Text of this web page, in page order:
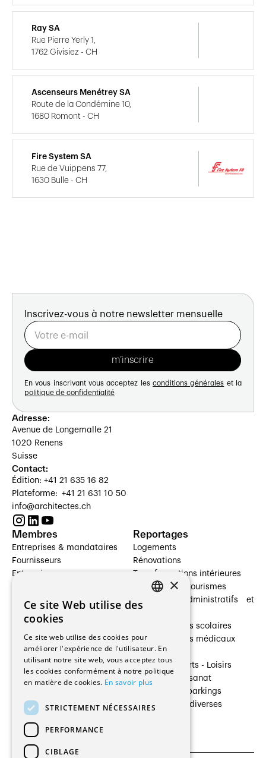
Ray SA
Rue Pierre Yerly 1,
1762 Givisiez - CH
Ascenseurs Menétrey SA
Route de la Condémine 10,
1680 Romont - CH
Fire System SA
Rue de Vuippens 77,
1630 Bulle - CH
Inscrivez-vous à notre newsletter mensuelle
En vous inscrivant vous acceptez les conditions générales et la
politique de confidentialité
Adresse:
Avenue de Longemalle 21
1020 Renens
Suisse
Contact:
Édition: +41 21 635 16 82
Plateforme: +41 21 631 10 50
info@architectes.ch
Membres
Entreprises & mandataires
Fournisseurs
Entreprises
Architectes paysagistes
Architectes d'intérieur
Entreprises générales
Ingénieurs et mandataires
Fabricants / Fournisseurs
Régies immobilières
Gestion PPE
Reportages
Logements
Rénovations
Transformations intérieures
Hôtelleries et tourismes
Bâtiments administratifs et
Établissements scolaires
Établissements médicaux
Villas
Cultures - Sports - Loisirs
Industrie - Artisanat
Transports et parkings
Constructions diverses
×
Ce site Web utilise des
cookies
Ce site web utilise des cookies pour
améliorer l'expérience de l'utilisateur. En
utilisant notre site web, vous acceptez tous
les cookies conformément à notre politique
en matière de cookies. En savoir plus
STRICTEMENT NÉCESSAIRES
PERFORMANCE
CIBLAGE